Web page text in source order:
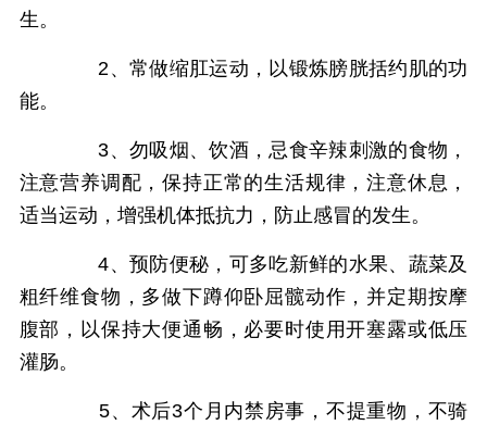
生。
2、常做缩肛运动，以锻炼膀胱括约肌的功
能。
3、勿吸烟、饮酒，忌食辛辣刺激的食物，
注意营养调配，保持正常的生活规律，注意休息，
适当运动，增强机体抵抗力，防止感冒的发生。
4、预防便秘，可多吃新鲜的水果、蔬菜及
粗纤维食物，多做下蹲仰卧屈髋动作，并定期按摩
腹部，以保持大便通畅，必要时使用开塞露或低压
灌肠。
5、术后3个月内禁房事，不提重物，不骑